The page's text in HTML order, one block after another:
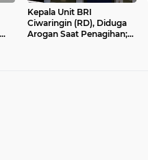
Kepala Unit BRI
Ciwaringin (RD), Diduga
Arogan Saat Penagihan;